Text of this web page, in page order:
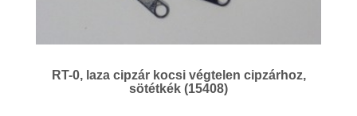
RT-0, laza cipzár kocsi végtelen cipzárhoz,
sötétkék (15408)